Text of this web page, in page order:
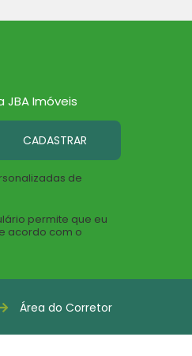
Imóveis
CADASTRAR
de
permite que eu
acordo com o
Área do Corretor